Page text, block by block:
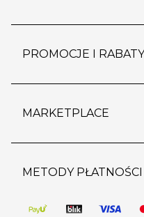
polityka prywatności
kontakt
dostawy i płatność
wypis z subskrypcji
regulamin sklepu
pozostałe regulaminy
PROMOCJE I RABATY
outlet
regulaminy promocji
MARKETPLACE
strefa marek
METODY PŁATNOŚCI